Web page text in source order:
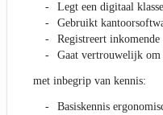
Legt een digitaal
Gebruikt
Registreert inkomende
Gaat vertrouwelijk
met inbegrip van kennis:
Basiskennis